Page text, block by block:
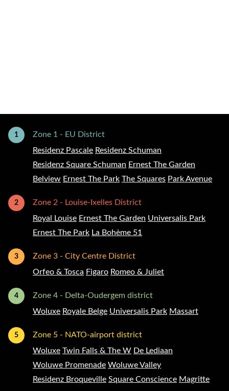
1
Zone 1 - EU District
Residenz Pascale Residenz Schuman
Residenz Square Schuman Ernest The Garden
Belview Ernest The Park The Squares Park Avenue
2
Zone 2 - Louise-Ixelles District
Royal Louise Ernest The Garden Universalis Park
Ernest The Park La Bohème 51
3
Zone 3 - City Centre District
Orfeo & Tosca Figaro Romeo & Juliet
4
Zone 4 - Delta-Oudergem district
Woluxe Royale Belge Universalis Park Massart
5
Zone 5 - NATO-airport district
Woluxe Twin Falls & The W De Lediaan
Woluwe Promenade Woluwe Valley
Residenz Broqueville Square Conscience Magritte